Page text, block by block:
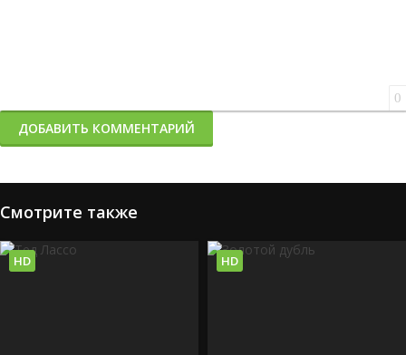
0
ДОБАВИТЬ КОММЕНТАРИЙ
Смотрите также
HD HD